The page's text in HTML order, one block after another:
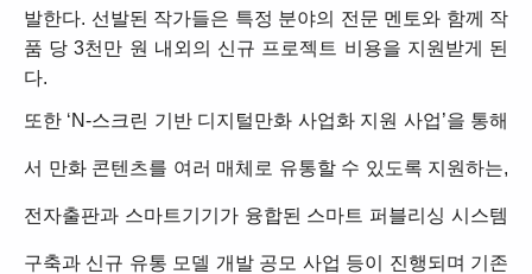
발한다. 선발된 작가들은 특정 분야의 전문 멘토와 함께 작
품 당 3천만 원 내외의 신규 프로젝트 비용을 지원받게 된
다.
또한 ‘N-스크린 기반 디지털만화 사업화 지원 사업’을 통해
서 만화 콘텐츠를 여러 매체로 유통할 수 있도록 지원하는,
전자출판과 스마트기기가 융합된 스마트 퍼블리싱 시스템
구축과 신규 유통 모델 개발 공모 사업 등이 진행되며 기존